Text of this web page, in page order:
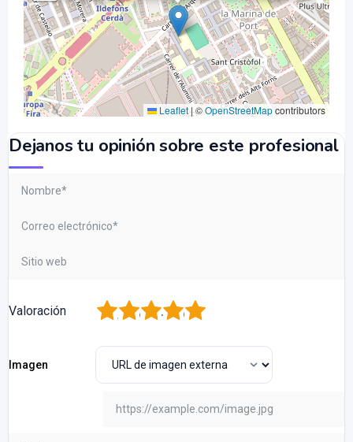
Leaflet|©OpenStreetMapcontributors
Dejanos tu opinión sobre este profesional
Valoración 5
4
3
2
Imagen